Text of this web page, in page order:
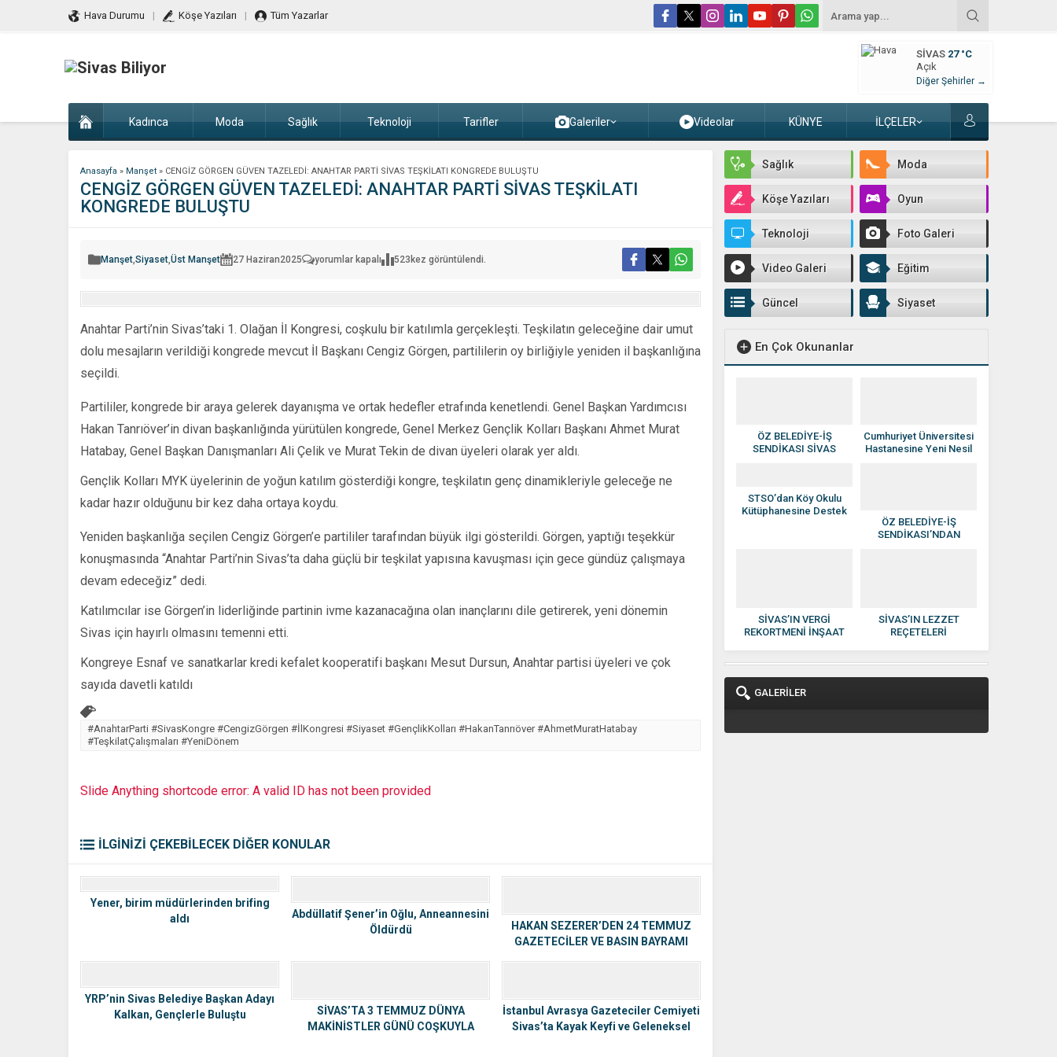
Hava Durumu Köşe Yazıları Tüm Yazarlar
SIVAS 27 °C
Açık
Diğer Şehirler →
Kadınca Moda Sağlık Teknoloji Tarifler Galeriler Videolar KÜNYE İLÇELER
Anasayfa » Manşet » CENGİZ GÖRGEN GÜVEN TAZELEDİ: ANAHTAR PARTİ SİVAS TEŞKİLATI KONGREDE BULUŞTU
CENGİZ GÖRGEN GÜVEN TAZELEDİ: ANAHTAR PARTİ SİVAS TEŞKİLATI
KONGREDE BULUŞTU
Manşet,Siyaset,Üst Manşet 27 Haziran2025
CENGİZ
TAZELEDİ:
SİVAS
TEŞKİLATI
KONGREDE
BULUŞTU
yorumlar kapalı 523 kez görüntülendi.
Anahtar Parti’nin Sivas’taki 1. Olağan İl Kongresi, coşkulu bir katılımla gerçekleşti. Teşkilatın geleceğine dair umut
dolu mesajların verildiği kongrede mevcut İl Başkanı Cengiz Görgen, partililerin oy birliğiyle yeniden il başkanlığına
seçildi.
Partililer, kongrede bir araya gelerek dayanışma ve ortak hedefler etrafında kenetlendi. Genel Başkan Yardımcısı
Hakan Tanrıöver’in divan başkanlığında yürütülen kongrede, Genel Merkez Gençlik Kolları Başkanı Ahmet Murat
Hatabay, Genel Başkan Danışmanları Ali Çelik ve Murat Tekin de divan üyeleri olarak yer aldı.
Gençlik Kolları MYK üyelerinin de yoğun katılım gösterdiği kongre, teşkilatın genç dinamikleriyle geleceğe ne
kadar hazır olduğunu bir kez daha ortaya koydu.
Yeniden başkanlığa seçilen Cengiz Görgen’e partililer tarafından büyük ilgi gösterildi. Görgen, yaptığı teşekkür
konuşmasında “Anahtar Parti’nin Sivas’ta daha güçlü bir teşkilat yapısına kavuşması için gece gündüz çalışmaya
devam edeceğiz” dedi.
Katılımcılar ise Görgen’in liderliğinde partinin ivme kazanacağına olan inançlarını dile getirerek, yeni dönemin
Sivas için hayırlı olmasını temenni etti.
Kongreye Esnaf ve sanatkarlar kredi kefalet kooperatifi başkanı Mesut Dursun, Anahtar partisi üyeleri ve çok
sayıda davetli katıldı
#AnahtarParti #SivasKongre #CengizGörgen #İlKongresi #Siyaset #GençlikKolları #HakanTanrıöver #AhmetMuratHatabay
#TeşkilatÇalışmaları #YeniDönem
Slide Anything shortcode error: A valid ID has not been provided
İLGİNİZİ ÇEKEBİLECEK DİĞER KONULAR
Yener, birim müdürlerinden brifing
aldı
Abdüllatif Şener’in Oğlu, Anneannesini
Öldürdü
HAKAN SEZERER’DEN 24 TEMMUZ
GAZETECİLER VE BASIN BAYRAMI
YRP’nin Sivas Belediye Başkan Adayı
Kalkan, Gençlerle Buluştu
SİVAS’TA 3 TEMMUZ DÜNYA
MAKİNİSTLER GÜNÜ COŞKUYLA
İstanbul Avrasya Gazeteciler Cemiyeti
Sivas’ta Kayak Keyfi ve Geleneksel
Sağlık Moda
Köşe Yazıları Oyun
Teknoloji Foto Galeri
Video Galeri Eğitim
Güncel Siyaset
En Çok Okunanlar
ÖZ BELEDİYE-İŞ
SENDİKASI SİVAS
Cumhuriyet Üniversitesi
Hastanesine Yeni Nesil
STSO’dan Köy Okulu
Kütüphanesine Destek
ÖZ BELEDİYE-İŞ
SENDİKASI’NDAN
SİVAS’IN VERGİ
REKORTMENİ İNŞAAT
SİVAS’IN LEZZET
REÇETELERİ
GALERİLER